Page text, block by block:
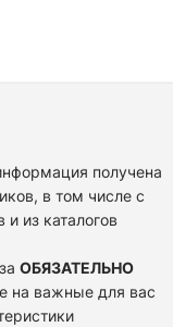
получена
в том числе с
из каталогов
ОБЯЗАТЕЛЬНО
на важные для вас